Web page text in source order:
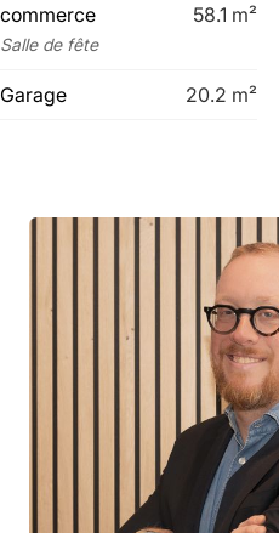
commerce 58.1 m²
Salle de fête
Garage 20.2 m²